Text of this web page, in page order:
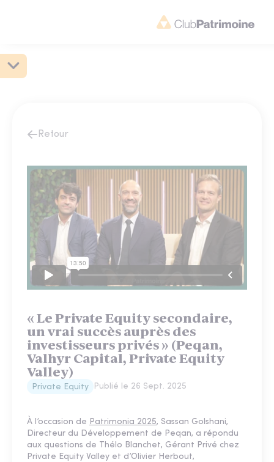
Retour
« Le Private Equity secondaire,
un vrai succès auprès des
investisseurs privés » (Peqan,
Valhyr Capital, Private Equity
Valley)
Private Equity Publié le 26 Sept. 2025
À l’occasion de Patrimonia 2025, Sassan Golshani,
Directeur du Développement de Peqan, a répondu
aux questions de Thélo Blanchet, Gérant Privé chez
Private Equity Valley et d’Olivier Herbout,